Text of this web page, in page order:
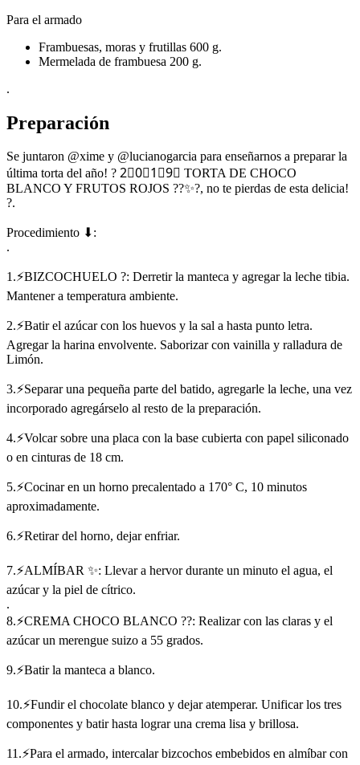
Para el armado
Frambuesas, moras y frutillas 600 g.
Mermelada de frambuesa 200 g.
.
Preparación
Se juntaron @xime y @lucianogarcia para enseñarnos a preparar la
última torta del año! ? 2⃣0⃣1⃣9⃣ TORTA DE CHOCO
BLANCO Y FRUTOS ROJOS ??✨?, no te pierdas de esta delicia!
?.
Procedimiento ⬇:
.
1.⚡BIZCOCHUELO ?: Derretir la manteca y agregar la leche tibia.
Mantener a temperatura ambiente.
2.⚡Batir el azúcar con los huevos y la sal a hasta punto letra.
Agregar la harina envolvente. Saborizar con vainilla y ralladura de
Limón.
3.⚡Separar una pequeña parte del batido, agregarle la leche, una vez
incorporado agregárselo al resto de la preparación.
4.⚡Volcar sobre una placa con la base cubierta con papel siliconado
o en cinturas de 18 cm.
5.⚡Cocinar en un horno precalentado a 170° C, 10 minutos
aproximadamente.
6.⚡Retirar del horno, dejar enfriar.
7.⚡ALMÍBAR ✨: Llevar a hervor durante un minuto el agua, el
azúcar y la piel de cítrico.
.
8.⚡CREMA CHOCO BLANCO ??: Realizar con las claras y el
azúcar un merengue suizo a 55 grados.
9.⚡Batir la manteca a blanco.
10.⚡Fundir el chocolate blanco y dejar atemperar. Unificar los tres
componentes y batir hasta lograr una crema lisa y brillosa.
11.⚡Para el armado, intercalar bizcochos embebidos en almíbar con